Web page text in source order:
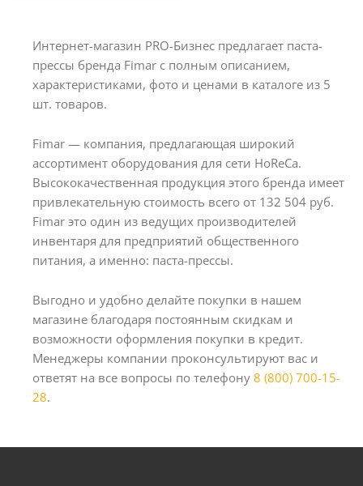
Интернет-магазин PRO-Бизнес предлагает паста-
прессы бренда Fimar с полным описанием,
характеристиками, фото и ценами в каталоге из 5
шт. товаров.
Fimar — компания, предлагающая широкий
ассортимент оборудования для сети HoReCa.
Высококачественная продукция этого бренда имеет
привлекательную стоимость всего от 132 504 руб.
Fimar это один из ведущих производителей
инвентаря для предприятий общественного
питания, а именно: паста-прессы.
Выгодно и удобно делайте покупки в нашем
магазине благодаря постоянным скидкам и
возможности оформления покупки в кредит.
Менеджеры компании проконсультируют вас и
ответят на все вопросы по телефону 8 (800) 700-15-
28.